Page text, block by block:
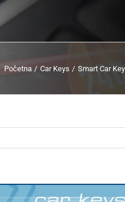
Početna Car Keys Smart Car